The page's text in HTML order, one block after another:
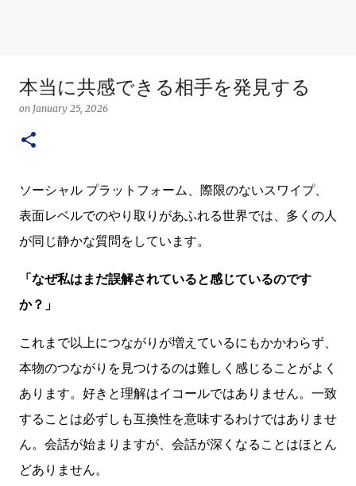
本当に共感できる相手を発見する
on January 25, 2026
ソーシャル プラットフォーム、際限のないスワイプ、
表面レベルでのやり取りがあふれる世界では、多くの人
が同じ静かな質問をしています。
「なぜ私はまだ誤解されていると感じているのです
か？」
これまで以上につながりが増えているにもかかわらず、
本物のつながりを見つけるのは難しく感じることがよく
あります。好きと理解はイコールではありません。一致
することは必ずしも互換性を意味するわけではありませ
ん。会話が始まりますが、会話が深くなることはほとん
どありません。